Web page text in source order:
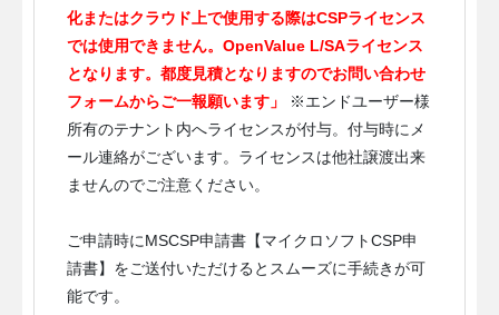
化またはクラウド上で使用する際はCSPライセンス
では使用できません。OpenValue L/SAライセンス
となります。都度見積となりますのでお問い合わせ
フォームからご一報願います」
※エンドユーザー様
所有のテナント内へライセンスが付与。付与時にメ
ール連絡がございます。ライセンスは他社譲渡出来
ませんのでご注意ください。
ご申請時にMSCSP申請書【マイクロソフトCSP申
請書】をご送付いただけるとスムーズに手続きが可
能です。